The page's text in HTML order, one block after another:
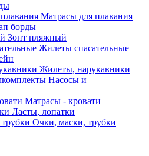
Матрасы для плавания
борды
Зонт пляжный
Жилеты спасательные
Жилеты, нарукавники
Насосы и
Матрасы - кровати
Ласты, лопатки
Очки, маски, трубки